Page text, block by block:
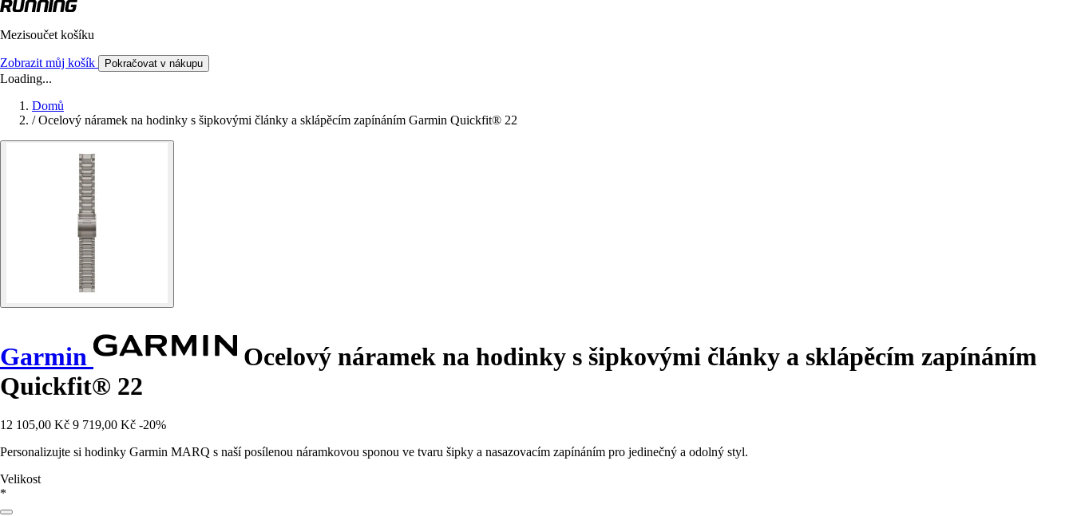
Mezisoučet košíku
Zobrazit můj košík Pokračovat v nákupu
Loading...
Domů
/ Ocelový náramek na hodinky s šipkovými články a sklápěcím zapínáním Garmin Quickfit® 22
Garmin
Ocelový náramek na hodinky s šipkovými články a sklápěcím zapínáním
Quickfit® 22
12 105,00 Kč 9 719,00 Kč -20%
Personalizujte si hodinky Garmin MARQ s naší posílenou náramkovou sponou ve tvaru šipky a nasazovacím zapínáním pro jedinečný a odolný styl.
Velikost
*